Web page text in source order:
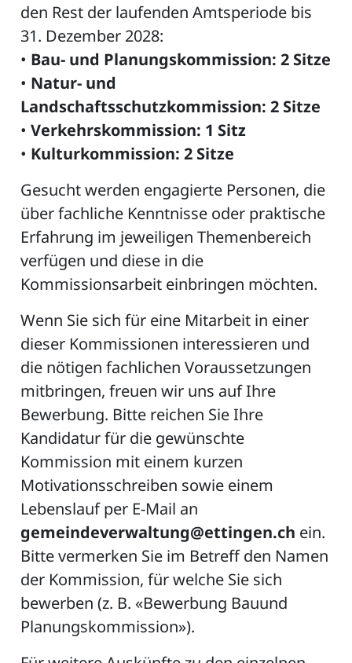
den Rest der laufenden Amtsperiode bis
31. Dezember 2028:
• Bau- und Planungskommission: 2 Sitze
• Natur- und
Landschaftsschutzkommission: 2 Sitze
•Verkehrskommission: 1 Sitz
• Kulturkommission: 2 Sitze
Gesucht werden engagierte Personen, die
über fachliche Kenntnisse oder praktische
Erfahrung im jeweiligen Themenbereich
verfügen und diese in die
Kommissionsarbeit einbringen möchten.
Wenn Sie sich für eine Mitarbeit in einer
dieser Kommissionen interessieren und
die nötigen fachlichen Voraussetzungen
mitbringen, freuen wir uns auf Ihre
Bewerbung. Bitte reichen Sie Ihre
Kandidatur für die gewünschte
Kommission mit einem kurzen
Motivationsschreiben sowie einem
Lebenslauf per E-Mail an
gemeindeverwaltung@ettingen.ch ein.
Bitte vermerken Sie im Betreff den Namen
der Kommission, für welche Sie sich
bewerben (z. B. «Bewerbung Bauund
Planungskommission»).